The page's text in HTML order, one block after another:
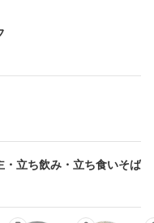
立ち飲み・立ち食いそば